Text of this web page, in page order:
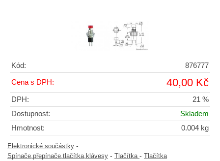
Kód: 876777
Cena s DPH: 40,00 Kč
DPH:
21 %
Dostupnost:
Skladem
Hmotnost:
0.004 kg
Elektronické součástky -
Spínače,přepínače,tlačítka,klávesy - Tlačítka -
Tlačítka